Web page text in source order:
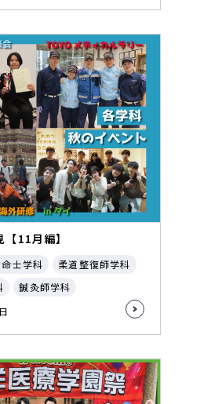
11月編】
士学科
柔道整復師学科
鍼灸師学科